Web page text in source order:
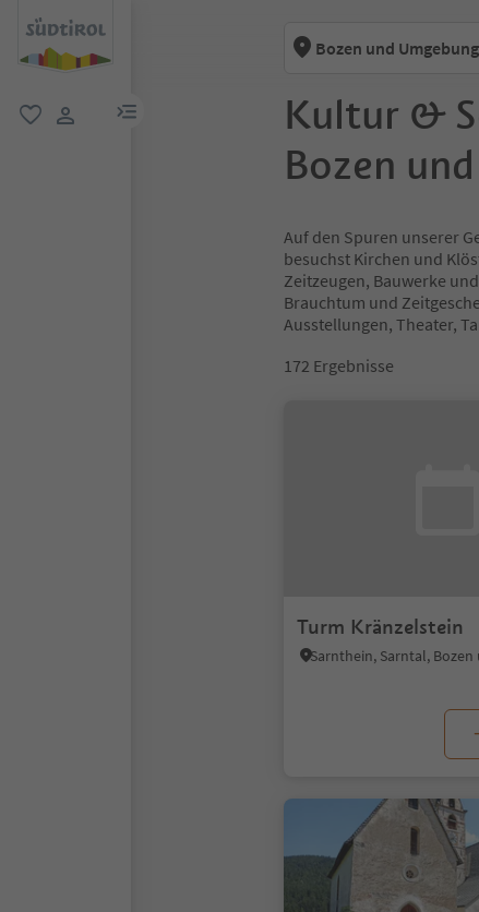
menu link
Bozen und Umgebung
Kultur &
Bozen
Auf den Spuren unserer
besuchst Kirchen und
Zeitzeugen, Bauwerke
Brauchtum und
Ausstellungen, Theater,
172 Ergebnisse
Turm Kränzelstein
Sarnthein, Sarntal,